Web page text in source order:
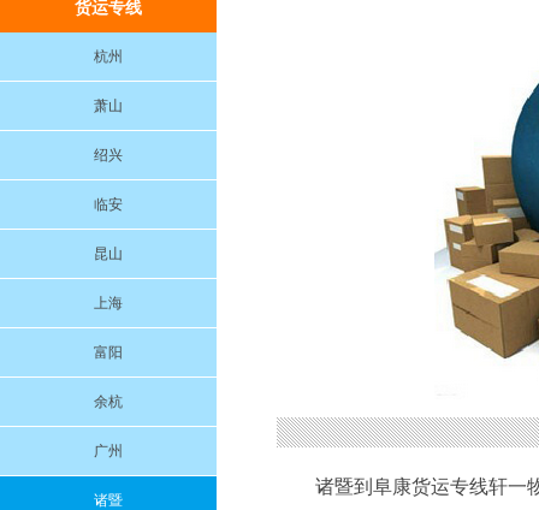
货运专线
杭州
萧山
绍兴
临安
昆山
上海
富阳
余杭
广州
诸暨
诸暨到阜康货运专线轩一